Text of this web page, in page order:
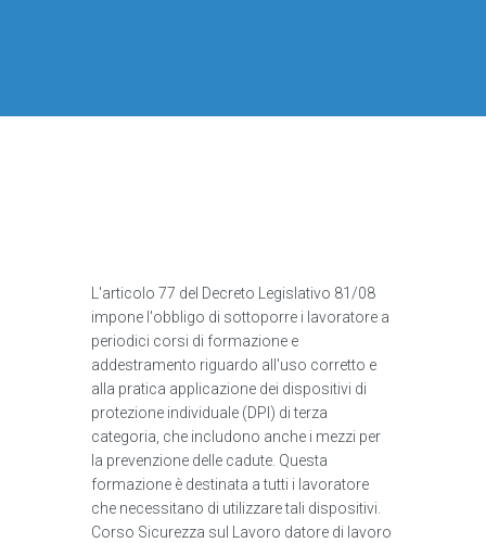
L'articolo 77 del Decreto Legislativo 81/08
impone l'obbligo di sottoporre i lavoratore a
periodici corsi di formazione e
addestramento riguardo all'uso corretto e
alla pratica applicazione dei dispositivi di
protezione individuale (DPI) di terza
categoria, che includono anche i mezzi per
la prevenzione delle cadute. Questa
formazione è destinata a tutti i lavoratore
che necessitano di utilizzare tali dispositivi.
Corso Sicurezza sul Lavoro datore di lavoro